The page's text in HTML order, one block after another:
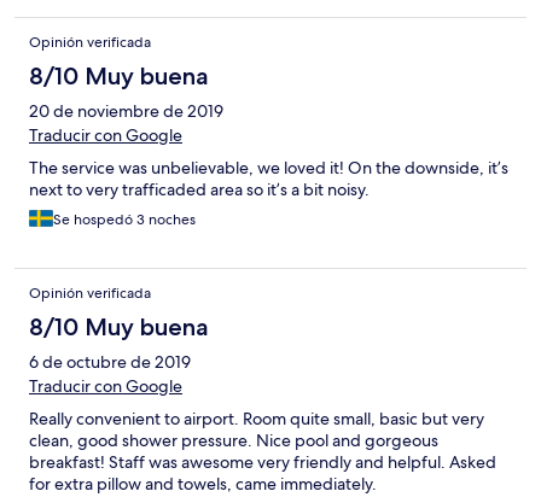
Opinión verificada
8/10 Muy buena
20 de noviembre de 2019
Traducir con Google
The service was unbelievable, we loved it! On the downside, it’s
next to very trafficaded area so it’s a bit noisy.
Se hospedó 3 noches
Opinión verificada
8/10 Muy buena
6 de octubre de 2019
Traducir con Google
Really convenient to airport. Room quite small, basic but very
clean, good shower pressure. Nice pool and gorgeous
breakfast! Staff was awesome very friendly and helpful. Asked
for extra pillow and towels, came immediately.